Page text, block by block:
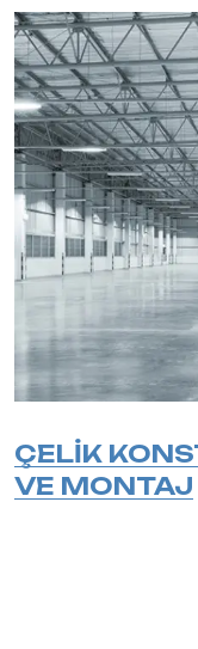
ÇELİK
VE MONTAJ